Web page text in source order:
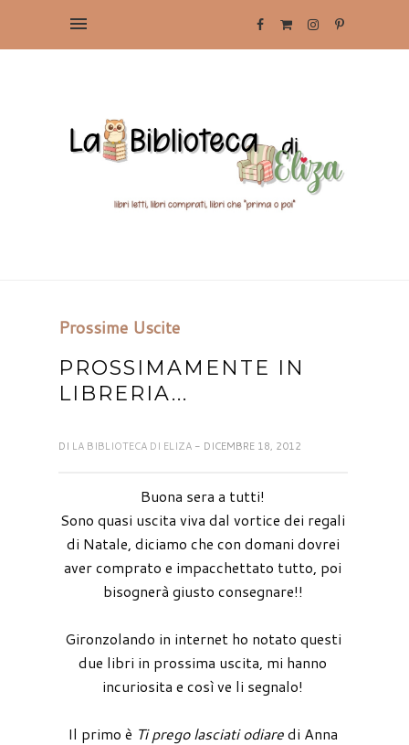
Prossime Uscite
PROSSIMAMENTE IN
LIBRERIA...
DI LA BIBLIOTECA DI ELIZA - DICEMBRE 18, 2012
Buona sera a tutti!
Sono quasi uscita viva dal vortice dei regali
di Natale, diciamo che con domani dovrei
aver comprato e impacchettato tutto, poi
bisognerà giusto consegnare!!
Gironzolando in internet ho notato questi
due libri in prossima uscita, mi hanno
incuriosita e così ve li segnalo!
Il primo è Ti prego lasciati odiaredi Anna